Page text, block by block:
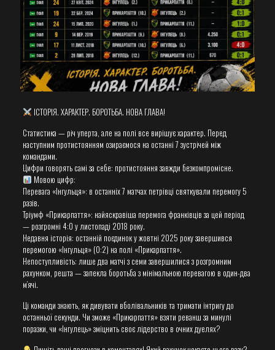
ІСТОРІЯ. ХАРАКТЕР. БОРОТЬБА. НОВА ГЛАВА!
Статистика — річ уперта, але на полі все вирішує характер. Перед
наступним протистоянням озираємося на останні 7 зустрічей між
командами.
Цифри говорять самі за себе: протистояння завжди безкомпромісне.
Мовою цифр:
Перевага «Інгульця»: в останніх 7 матчах петрівці святкували перемогу 5
разів.
Тріумф «Прикарпаття»: найяскравіша перемога франківців за цей період
— розгромні 4:0 у листопаді 2018 року.
Недавня історія: останній поєдинок у жовтні 2025 року завершився
перемогою «Інгульця» (0:2) на полі «Прикарпаття».
Непоступливість: лише два матчі з семи завершилися з розгромним
рахунком, решта — запекла боротьба з мінімальною перевагою в один-два
м’ячі.
Ці команди знають, як дивувати вболівальників та тримати інтригу до
останньої секунди. Чи зможе «Прикарпаття» взяти реванш за минулі
поразки, чи «Інгулець» зміцнить своє лідерство в очних дуелях?